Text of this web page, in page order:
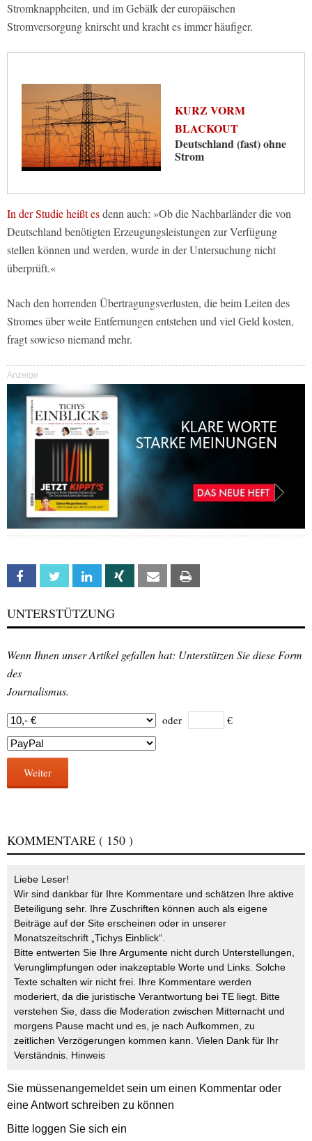
Stromknappheiten, und im Gebälk der europäischen
Stromversorgung knirscht und kracht es immer häufiger.
KURZ VORM
BLACKOUT
Deutschland (fast) ohne
Strom
In der Studie heißt esdenn auch: »Ob die Nachbarländer die von
Deutschland benötigten Erzeugungsleistungen zur Verfügung
stellen können und werden, wurde in der Untersuchung nicht
überprüft.«
Nach den horrenden Übertragungsverlusten, die beim Leiten des
Stromes über weite Entfernungen entstehen und viel Geld kosten,
fragt sowieso niemand mehr.
Anzeige
Facebook Twitter Linkedin Xing Email
UNTERSTÜTZUNG
Wenn Ihnen unser Artikel gefallen hat: Unterstützen Sie diese Form
des
Journalismus.
oder €
Weiter
KOMMENTARE ( 150 )
Liebe Leser!
Wir sind dankbar für Ihre Kommentare und schätzen Ihre aktive
Beteiligung sehr. Ihre Zuschriften können auch als eigene
Beiträge auf der Site erscheinen oder in unserer
Monatszeitschrift „Tichys Einblick“.
Bitte entwerten Sie Ihre Argumente nicht durch Unterstellungen,
Verunglimpfungen oder inakzeptable Worte und Links. Solche
Texte schalten wir nicht frei. Ihre Kommentare werden
moderiert, da die juristische Verantwortung bei TE liegt. Bitte
verstehen Sie, dass die Moderation zwischen Mitternacht und
morgens Pause macht und es, je nach Aufkommen, zu
zeitlichen Verzögerungen kommen kann. Vielen Dank für Ihr
Verständnis. Hinweis
Sie müssenangemeldetsein um einen Kommentar oder
eine Antwort schreiben zu können
Bitte loggen Sie sich ein